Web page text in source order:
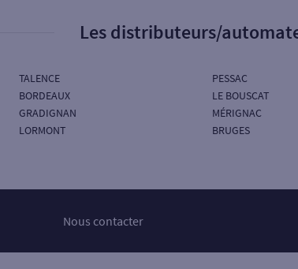
Les distributeurs/
TALENCE
BORDEAUX
GRADIGNAN
LORMONT
PESSAC
LE BOUSCAT
MÉRIGNAC
BRUGES
Nous contacter